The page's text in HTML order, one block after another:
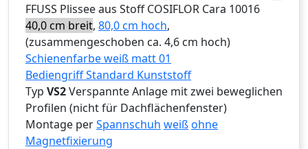
FFUSS Plissee aus Stoff COSIFLOR Cara 10016
40,0 cm breit, 80,0 cm hoch,
(zusammengeschoben ca. 4,6 cm hoch)
Schienenfarbe weiß matt 01
Bediengriff Standard Kunststoff
Typ VS2Verspannte Anlage mit zwei beweglichen
Profilen (nicht für Dachflächenfenster)
Montage perSpannschuh weißohne
Magnetfixierung